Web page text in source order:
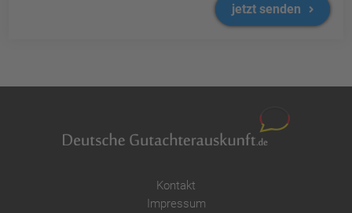
jetzt senden
Kontakt
Impressum